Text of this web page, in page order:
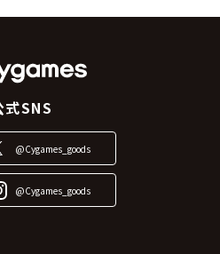
式SNS
@Cygames_goods
@Cygames_goods